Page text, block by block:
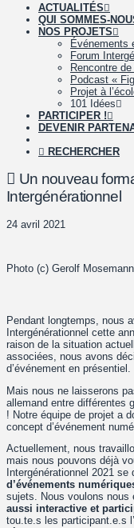
ACTUALITÉS
QUI SOMMES-
NOS PROJETS
Événements
Forum
Rencontre
Podcast «
Projet à
101 Idées
PARTICIPER !
DEVENIR
RECHERCHER
Un nouveau
Intergénérationnel
24 avril 2021
Photo (c) Gerolf Mosemann
Pendant longtemps, nous
Intergénérationnel cette
raison de la situation
associées, nous avons
d’événement en présentiel.
Mais nous ne laisserons
allemand entre différentes
! Notre équipe de projet a
concept d’événement
Actuellement, nous
mais nous pouvons déjà
Intergénérationnel 2021 se
d’événements
sujets. Nous voulons nous
aussi interactive et
tou.te.s les participant.e.s